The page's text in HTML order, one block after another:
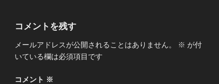
コメントを残す
メールアドレスが公開されることはありません。 ※ が付
いている欄は必須項目です
コメント ※